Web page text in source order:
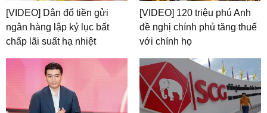
[VIDEO] Dân đổ tiền gửi
ngân hàng lập kỷ lục bất
chấp lãi suất hạ nhiệt
[VIDEO] 120 triệu phú Anh
đề nghị chính phủ tăng thuế
với chính họ